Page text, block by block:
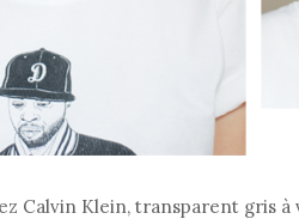
Calvin Klein, transparent gris à